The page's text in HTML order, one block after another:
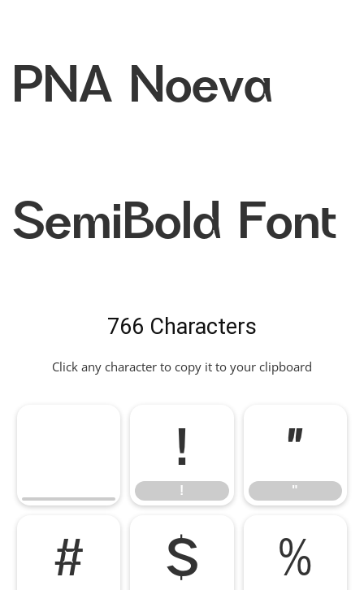
PNA Noeva
SemiBold Font
766 Characters
Click any character to copy it to your clipboard
!
!
"
"
# $ %